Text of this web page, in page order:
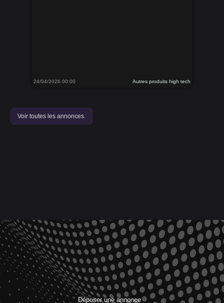
24/04/2026 00:00 Autres produits high tech
Voir toutes les annonces.
Déposer une annonce